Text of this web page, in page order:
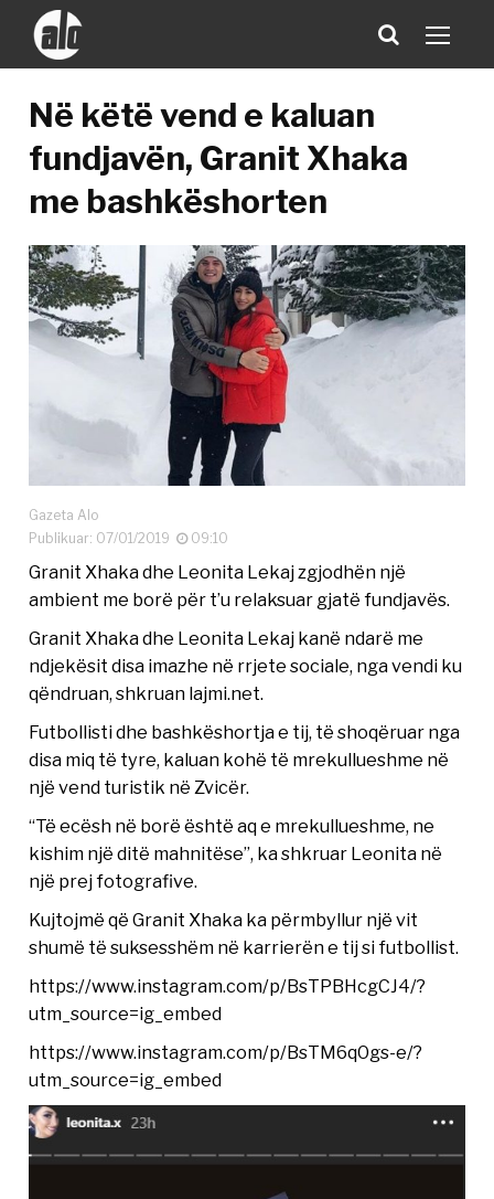
Në këtë vend e kaluan
fundjavën, Granit Xhaka
me bashkëshorten
Gazeta Alo
Publikuar: 07/01/2019
09:10
Granit Xhaka dhe Leonita Lekaj zgjodhën një
ambient me borë për t’u relaksuar gjatë fundjavës.
Granit Xhaka dhe Leonita Lekaj kanë ndarë me
ndjekësit disa imazhe në rrjete sociale, nga vendi ku
qëndruan, shkruan lajmi.net.
Futbollisti dhe bashkëshortja e tij, të shoqëruar nga
disa miq të tyre, kaluan kohë të mrekullueshme në
një vend turistik në Zvicër.
“Të ecësh në borë është aq e mrekullueshme, ne
kishim një ditë mahnitëse”, ka shkruar Leonita në
një prej fotografive.
Kujtojmë që Granit Xhaka ka përmbyllur një vit
shumë të suksesshëm në karrierën e tij si futbollist.
https://www.instagram.com/p/BsTPBHcgCJ4/?
utm_source=ig_embed
https://www.instagram.com/p/BsTM6q0gs-e/?
utm_source=ig_embed